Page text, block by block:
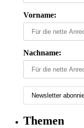
Vorname:
Nachname:
Themen